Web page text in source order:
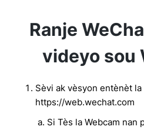
Ranje
videyo sou
Sèvi ak vèsyon entènèt
https://web.wechat.com
Si Tès la Webcam nan